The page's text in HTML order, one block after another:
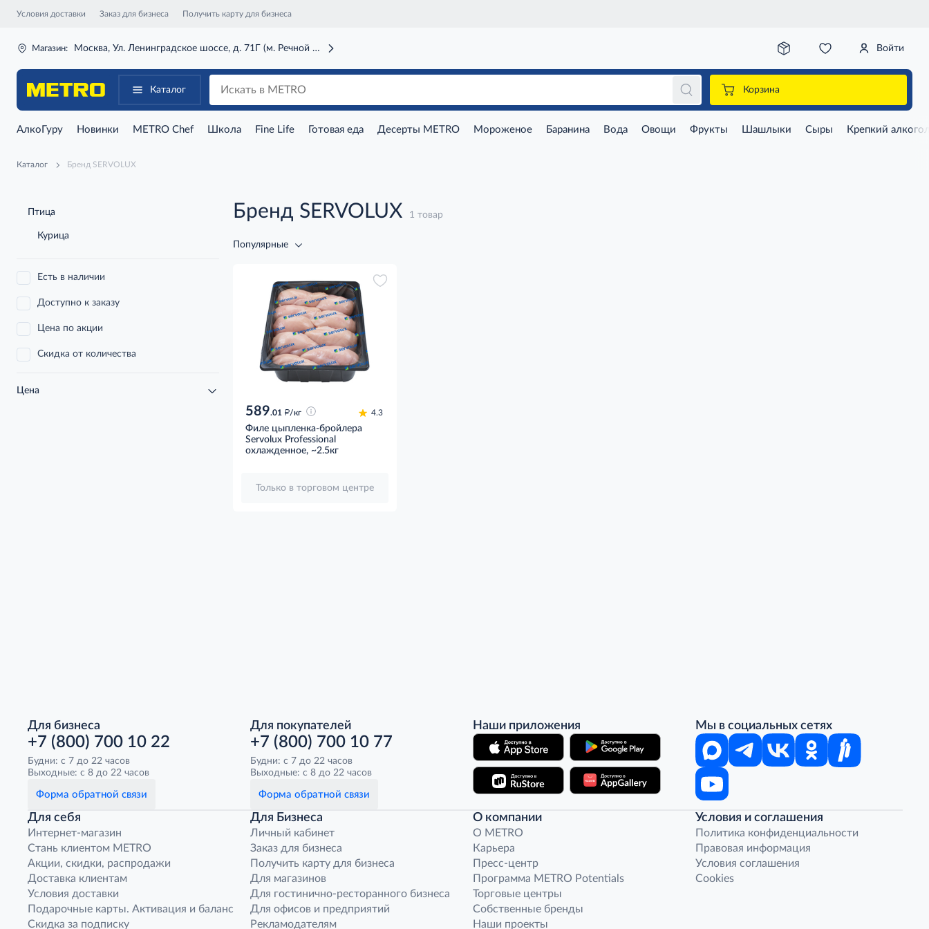
Условия доставки Заказ для бизнеса Получить карту для бизнеса
Магазин: Москва, Ул. Ленинградское шоссе, д. 71Г (м. Речной вокзал) Войти
Каталог Корзина
АлкоГуру Новинки METRO Chef Школа Fine Life Готовая еда Десерты METRO Мороженое Баранина Вода Овощи Фрукты Шашлыки Сыры Крепкий
Каталог Бренд SERVOLUX
Птица
Курица
Есть в наличии
Доступно к заказу
Цена по акции
Скидка от количества
Цена
Бренд SERVOLUX 1 товар
Популярные
589.01 д/кг 4.3
Филе цыпленка-бройлера
Servolux Professional
охлажденное, ~2.5кг
Только в торговом центре
Для бизнеса
+7 (800) 700 10 22
Будни: с 7 до 22 часов
Выходные: с 8 до 22 часов
Форма обратной связи
Для покупателей
+7 (800) 700 10 77
Будни: с 7 до 22 часов
Выходные: с 8 до 22 часов
Форма обратной связи
Наши приложения Мы в социальных сетях
Для себя
Интернет-магазин
Стань клиентом METRO
Акции, скидки, распродажи
Доставка клиентам
Условия доставки
Подарочные карты. Активация и баланс
Скидка за подписку
Для Бизнеса
Личный кабинет
Заказ для бизнеса
Получить карту для бизнеса
Для магазинов
Для гостинично-ресторанного бизнеса
Для офисов и предприятий
Рекламодателям
О компании
O METRO
Карьера
Пресс-центр
Программа METRO Potentials
Торговые центры
Собственные бренды
Наши проекты
Условия и соглашения
Политика конфиденциальности
Правовая информация
Условия соглашения
Cookies